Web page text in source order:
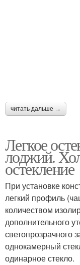
читать дальше →
Легкое
лоджий.
остекление
При установке
легкий профиль
количеством
дополнительного
светопрозрачного
однокамерный
одинарное стекло.